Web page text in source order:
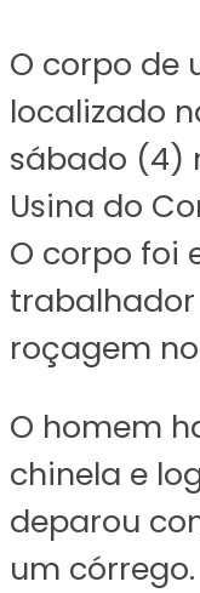
O corpo de
localizado
sábado (4)
Usina do
O corpo foi
roçagem
O homem
chinela e
deparou
um córrego.